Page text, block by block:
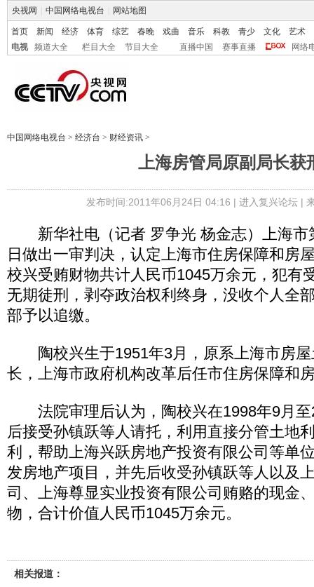
央视网 中国网络电视台 网站地图
首页 新闻 经济 体育 综艺 春晚 戏曲 音乐 科教 青少 文化
艺术
电视
频道大全 栏目大全 节目大全 直播中国 赛事直播 网络
中国网络电视台 > 经济台 > 财经资讯 >
上海房管局原副局长获
发布时间:2011年06月24日 04:16 | 进入复兴论坛|
新华社电（记者 罗争光 杨金志）上海市
日做出一审判决，认定上海市住房保障和房
校兴受贿财物共计人民币1045万余元，犯有
无期徒刑，剥夺政治权利终身，没收个人全
部予以追缴。
陶校兴生于1951年3月，原系上海市房屋
长，上海市政府机构改革后任市住房保障和
法院审理后认为，陶校兴在1998年9月至
后接受孙镇跃等人请托，利用直接分管土地
利，帮助上海兴跃房地产投资有限公司等单
发房地产项目，并先后收受孙镇跃等人以及
司、上海尊显实业投资有限公司贿赂的现金
物，合计价值人民币1045万余元。
相关报道：